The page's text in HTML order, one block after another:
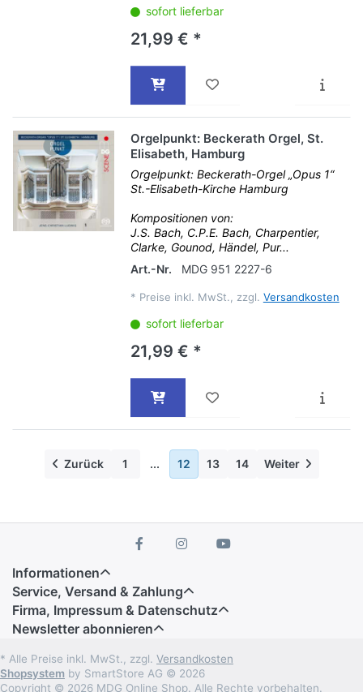
sofort lieferbar
21,99 € *
Orgelpunkt: Beckerath Orgel, St.
Elisabeth, Hamburg
Orgelpunkt: Beckerath-Orgel „Opus 1“
St.-Elisabeth-Kirche Hamburg
Kompositionen von:
J.S. Bach, C.P.E. Bach, Charpentier,
Clarke, Gounod, Händel, Pur...
Art.-Nr.
MDG 951 2227-6
* Preise inkl. MwSt., zzgl. Versandkosten
sofort lieferbar
21,99 € *
Zurück 1 ... 12 13 14 Weiter
Informationen
Service, Versand & Zahlung
Firma, Impressum & Datenschutz
Newsletter abonnieren
* Alle Preise inkl. MwSt., zzgl. Versandkosten
Shopsystem by SmartStore AG © 2026
Copyright © 2026 MDG Online Shop. Alle Rechte vorbehalten.